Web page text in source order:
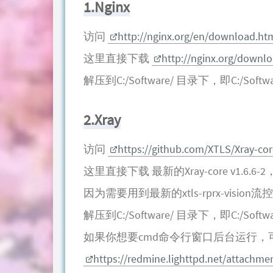
1.Nginx
访问
http://nginx.org/en/
这里直接下载
http://nginx.org/
解压到C:/Software/ 目录下，即C:/
2.Xray
访问
https://github.com/XTLS/Xray-
这里直接下载 最新的Xray-core v1.6.6-2
因为需要用到最新的xtls-rprx-vision流
解压到C:/Software/ 目录下，即C:/
如果你想要cmd命令行窗口后台运行，
https://redmine.lighttpd.net/